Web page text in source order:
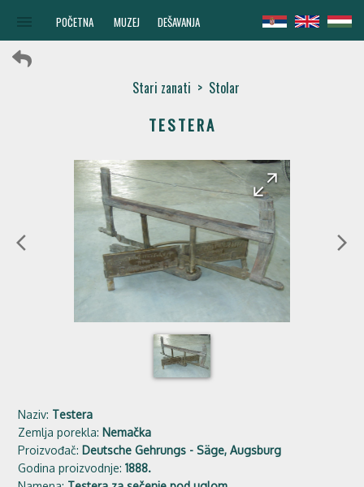
POČETNA MUZEJ DEŠAVANJA
Stari zanati > Stolar
TESTERA
arrow_back_ios
arrow_back
arrow_forward
arrow_forward_ios
Naziv: Testera
Zemlja porekla: Nemačka
Proizvođač: Deutsche Gehrungs - Säge, Augsburg
Godina proizvodnje:1888.